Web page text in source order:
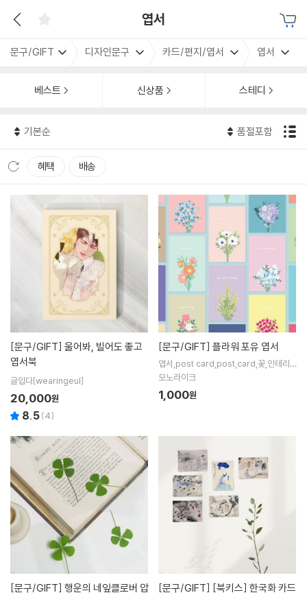
엽서
문구/GIFT 디자인문구 카드/편지/엽서 엽서
베스트 신상품 스테디
기본순 품절포함
혜택 배송
[문구/GIFT]
엽서북
글입다[wearingeul]
20,000원
8.5(4)
[문구/GIFT] 플라워 포유 엽서
엽서,post card,post,card,꽃,인테리
어엽서,소품,장식,선물,포스트카드
모노라이크
1,000원
[문구/GIFT] [문구/GIFT]